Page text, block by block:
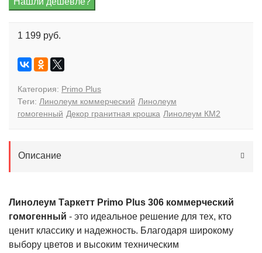
1 199 руб.
Категория: Primo Plus
Теги: Линолеум коммерческий Линолеум
гомогенный Декор гранитная крошка Линолеум КМ2
Описание
Линолеум Таркетт Primo Plus 306 коммерческий
гомогенный - это идеальное решение для тех, кто
ценит классику и надежность. Благодаря широкому
выбору цветов и высоким техническим